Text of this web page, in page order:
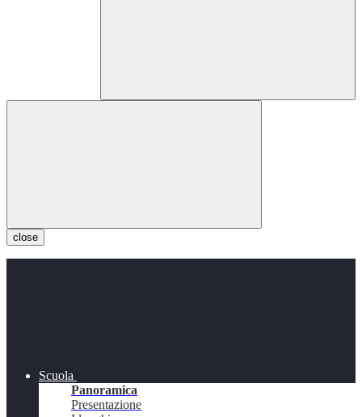
close
Scuola
Panoramica
Presentazione